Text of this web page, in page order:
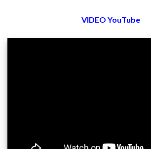
VIDEO YouTube